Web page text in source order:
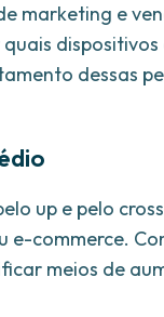
marketing e
dessas
up e pelo
e-commerce.
meios de